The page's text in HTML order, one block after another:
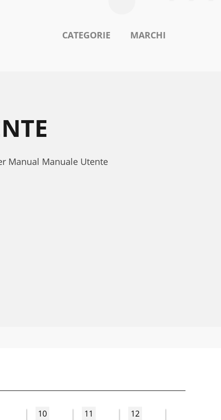
CATEGORIE MARCHI
Manual Manuale Utente
10 11 12